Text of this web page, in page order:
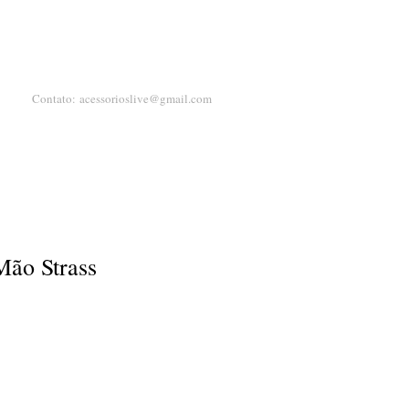
Contato: acessorioslive@gmail.com
Strass